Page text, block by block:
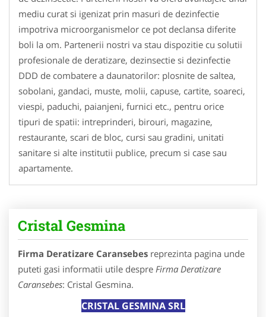
mediu curat si igenizat prin masuri de dezinfectie
impotriva microorganismelor ce pot declansa diferite
boli la om. Partenerii nostri va stau dispozitie cu solutii
profesionale de deratizare, dezinsectie si dezinfectie
DDD de combatere a daunatorilor: plosnite de saltea,
sobolani, gandaci, muste, molii, capuse, cartite, soareci,
viespi, paduchi, paianjeni, furnici etc., pentru orice
tipuri de spatii: intreprinderi, birouri, magazine,
restaurante, scari de bloc, cursi sau gradini, unitati
sanitare si alte institutii publice, precum si case sau
apartamente.
Cristal Gesmina
Firma Deratizare Caransebes reprezinta pagina unde
puteti gasi informatii utile despre Firma Deratizare
Caransebes: Cristal Gesmina.
CRISTAL GESMINA SRL